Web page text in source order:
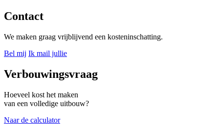
Contact
We maken graag vrijblijvend een kosteninschatting.
Bel mij Ik mail jullie
Verbouwingsvraag
Hoeveel kost het maken
van een volledige uitbouw?
Naar de calculator